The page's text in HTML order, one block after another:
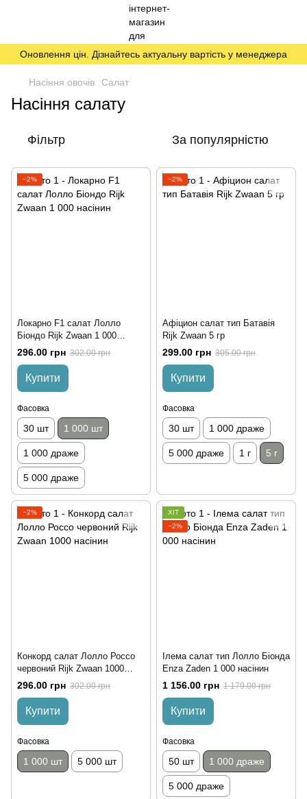
Оновлення цін. Дізнайтесь актуальну вартість у менеджера
Насіння овочів Салат
Насіння салату
Фільтр За популярністю
−2%
Локарно F1 салат Лолло
Біондо Rijk Zwaan 1 000
насінин
296.00 грн 302.00 грн
Купити
Фасовка
30 шт 1 000 шт
1 000 драже
5 000 драже
−2%
Афіцион салат тип Батавія
Rijk Zwaan 5 гр
299.00 грн 305.00 грн
Купити
Фасовка
30 шт 1 000 драже
5 000 драже 1 г 5 г
−2%
Конкорд салат Лолло Россо
червоний Rijk Zwaan 1000
насінин
296.00 грн 302.00 грн
Купити
Фасовка
1 000 шт 5 000 шт
ХІТ
−2%
Ілема салат тип Лолло Біонда
Enza Zaden 1 000 насінин
1 156.00 грн 1 179.00 грн
Купити
Фасовка
50 шт 1 000 драже
5 000 драже